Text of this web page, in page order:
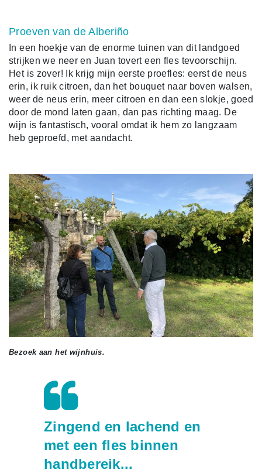
Proeven van de Alberiño
In een hoekje van de enorme tuinen van dit landgoed
strijken we neer en Juan tovert een fles tevoorschijn.
Het is zover! Ik krijg mijn eerste proefles: eerst de neus
erin, ik ruik citroen, dan het bouquet naar boven walsen,
weer de neus erin, meer citroen en dan een slokje, goed
door de mond laten gaan, dan pas richting maag. De
wijn is fantastisch, vooral omdat ik hem zo langzaam
heb geproefd, met aandacht.
Bezoek aan het wijnhuis.
Zingend en lachend en
met een fles binnen
handbereik...